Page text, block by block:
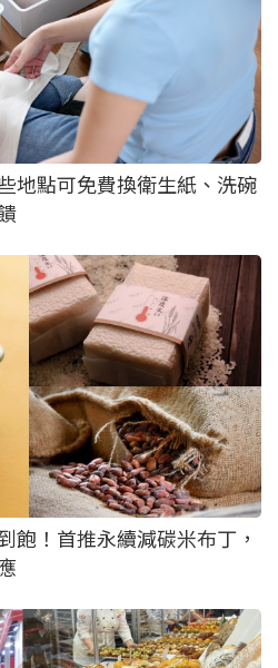
地點可免費換衛生紙、洗碗
飽！首推永續減碳米布丁，